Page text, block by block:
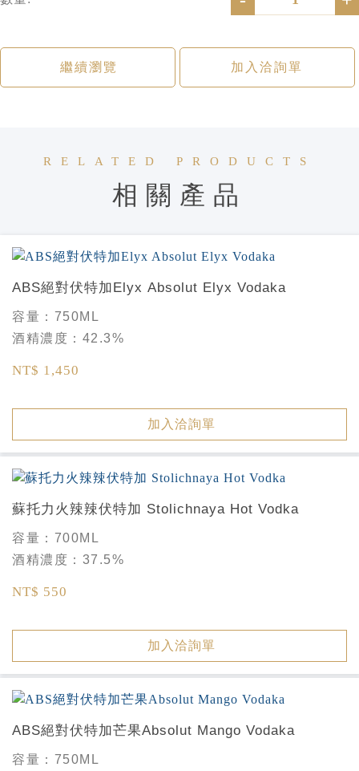
繼續瀏覽 加入洽詢單
RELATED PRODUCTS
相關產品
ABS絕對伏特加Elyx Absolut Elyx Vodaka
容量： 750ML
酒精濃度： 42.3%
NT$ 1,450
加入洽詢單
蘇托力火辣辣伏特加 Stolichnaya Hot Vodka
容量： 700ML
酒精濃度： 37.5%
NT$ 550
加入洽詢單
ABS絕對伏特加芒果Absolut Mango Vodaka
容量： 750ML